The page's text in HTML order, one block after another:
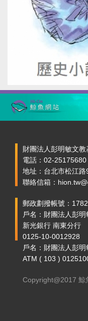
財團法人彭明敏文教
電話：02-25175680
地址：台北市松江路
聯絡信箱：
郵政劃撥帳號：
戶名：財團法人彭
新光銀行 南東分行
0125-10-0012928
戶名：財團法人彭
ATM ( 103 )
Copyright@2017 鯨